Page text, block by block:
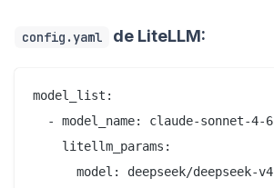
config.yaml de LiteLLM:
model_list:
  - model_name: claude-sonnet-4-6
    litellm_params:
      model: deepseek/deepseek-v4